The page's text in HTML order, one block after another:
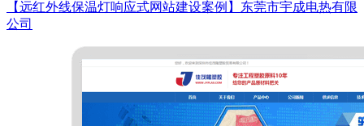
【远红外线保温灯响应式网站建设案例】东莞市宇成电热有限
公司